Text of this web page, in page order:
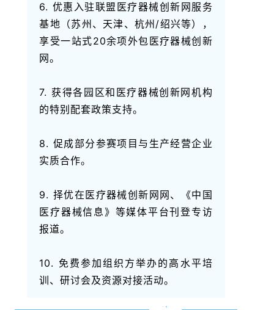
6. 优惠入驻联盟医疗器械创新网服务
基地（苏州、天津、杭州/绍兴等），
享受一站式20余项外包医疗器械创新
网。
7. 获得各园区和医疗器械创新网机构
的特别配套政策支持。
8. 促成部分参赛项目与生产经营企业
实质合作。
9. 择优在医疗器械创新网网、《中国
医疗器械信息》等媒体平台刊登专访
报道。
10. 免费参加组织方举办的高水平培
训、研讨会及资源对接活动。